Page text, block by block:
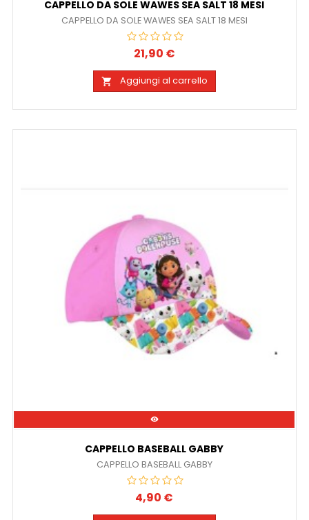
CAPPELLO DA SOLE WAWES SEA SALT 18 MESI
CAPPELLO DA SOLE WAWES SEA SALT 18 MESI
Prezzo
21,90 €
 Aggiungi al carrello

CAPPELLO BASEBALL GABBY
CAPPELLO BASEBALL GABBY
Prezzo
4,90 €